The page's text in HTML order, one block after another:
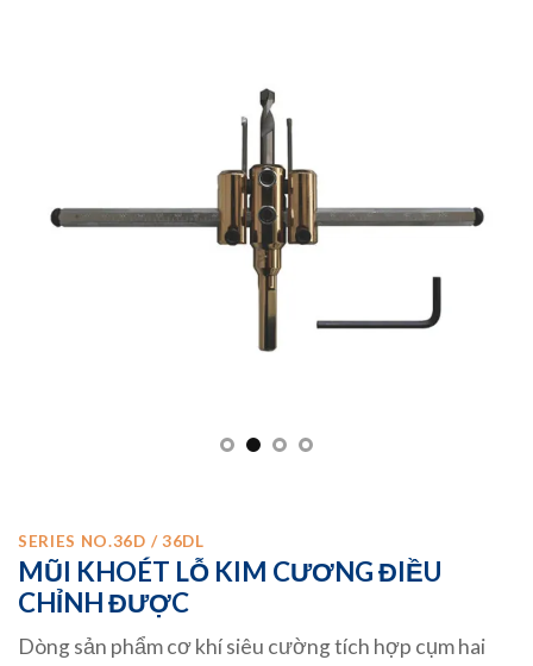
SERIES NO.36D / 36DL
MŨI KHOÉT LỖ KIM CƯƠNG ĐIỀU
CHỈNH ĐƯỢC
Dòng sản phẩm cơ khí siêu cường tích hợp cụm hai